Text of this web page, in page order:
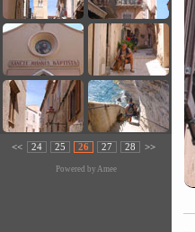
<< 24 25 26 27 28 >>
Powered by Amee